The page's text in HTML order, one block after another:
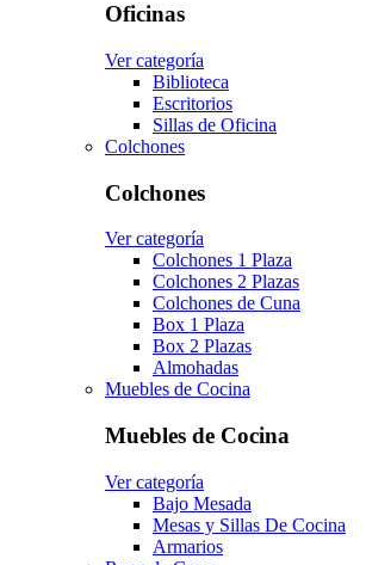
Oficinas
Ver categoría
Biblioteca
Escritorios
Sillas de Oficina
Colchones
Colchones
Ver categoría
Colchones 1 Plaza
Colchones 2 Plazas
Colchones de Cuna
Box 1 Plaza
Box 2 Plazas
Almohadas
Muebles de Cocina
Muebles de Cocina
Ver categoría
Bajo Mesada
Mesas y Sillas De Cocina
Armarios